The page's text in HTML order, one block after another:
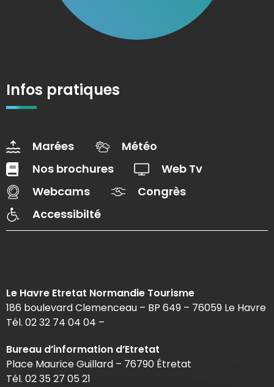
Infos pratiques
Marées
Météo
Nos brochures
Web Tv
Webcams
Congrès
Accessibilté
Le Havre Etretat Normandie Tourisme
186 boulevard Clemenceau – BP 649 – 76059 Le Havre
Tél. 02 32 74 04 04 –
Bureau d’information d’Etretat
Place Maurice Guillard – 76790 Étretat
Tél. 02 35 27 05 21